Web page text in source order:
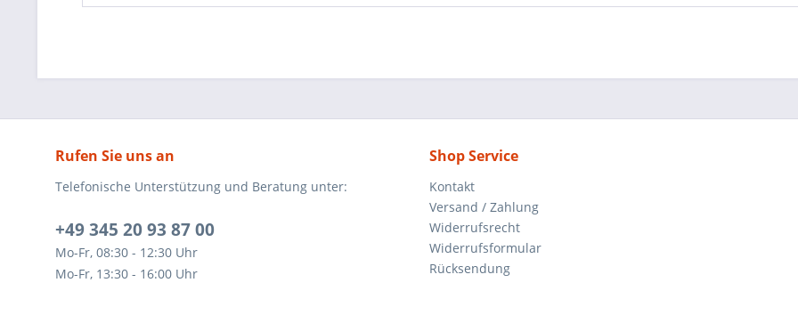
Rufen Sie uns an
Telefonische Unterstützung und Beratung unter:
+49 345 20 93 87 00
Mo-Fr, 08:30 - 12:30 Uhr
Mo-Fr, 13:30 - 16:00 Uhr
Shop Service
Kontakt
Versand / Zahlung
Widerrufsrecht
Widerrufsformular
Rücksendung